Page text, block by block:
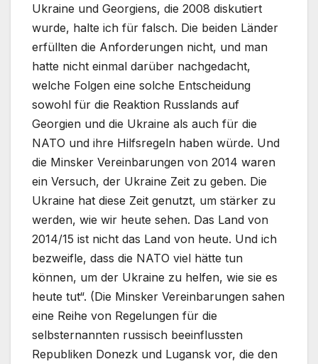
Ukraine und Georgiens, die 2008 diskutiert
wurde, halte ich für falsch. Die beiden Länder
erfüllten die Anforderungen nicht, und man
hatte nicht einmal darüber nachgedacht,
welche Folgen eine solche Entscheidung
sowohl für die Reaktion Russlands auf
Georgien und die Ukraine als auch für die
NATO und ihre Hilfsregeln haben würde. Und
die Minsker Vereinbarungen von 2014 waren
ein Versuch, der Ukraine Zeit zu geben. Die
Ukraine hat diese Zeit genutzt, um stärker zu
werden, wie wir heute sehen. Das Land von
2014/15 ist nicht das Land von heute. Und ich
bezweifle, dass die NATO viel hätte tun
können, um der Ukraine zu helfen, wie sie es
heute tut“. (Die Minsker Vereinbarungen sahen
eine Reihe von Regelungen für die
selbsternannten russisch beeinflussten
Republiken Donezk und Lugansk vor, die den